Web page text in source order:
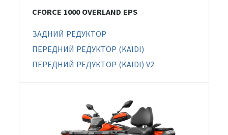
CFORCE 1000 OVERLAND EPS
ЗАДНИЙ РЕДУКТОР
ПЕРЕДНИЙ РЕДУКТОР (KAIDI)
ПЕРЕДНИЙ РЕДУКТОР (KAIDI) V2